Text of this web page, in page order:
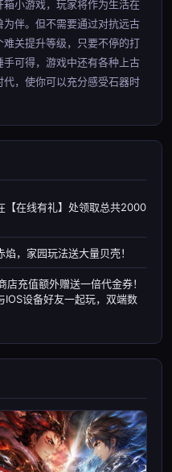
箱小游戏，玩家将作为生活在
伴。但不需要通过对抗远古
关提升等级，只要不停的打
可得，游戏中还有各种上古
，使你可以充分感受石器时
【在线有礼】处领取总共2000
，家园玩法送大量贝壳！
充值额外赠送一倍代金券！
IOS设备好友一起玩，双端数